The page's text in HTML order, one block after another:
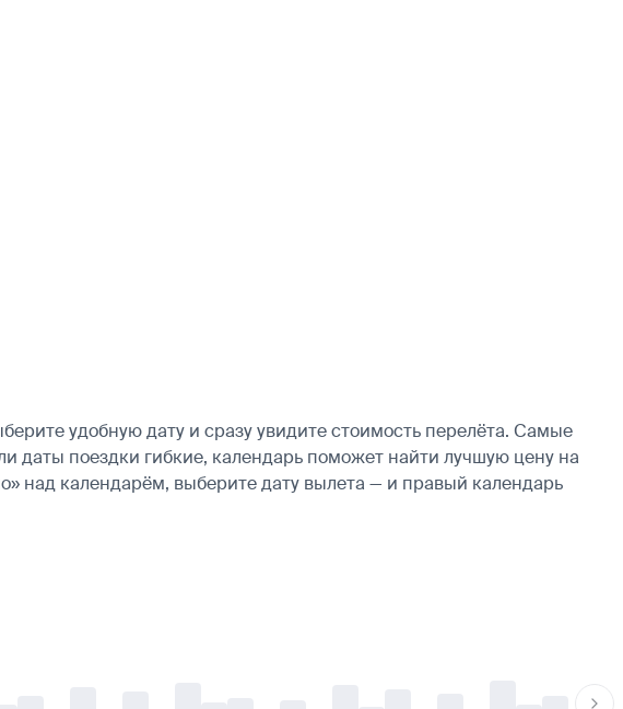
удобную дату и сразу увидите стоимость перелёта. Самые
даты поездки гибкие, календарь поможет найти лучшую цену на
над календарём, выберите дату вылета — и правый календарь